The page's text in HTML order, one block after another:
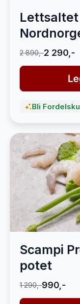
Lettsaltet
2 890,-2 290,-
Bli
Scampi
potet
1 290,-990,-